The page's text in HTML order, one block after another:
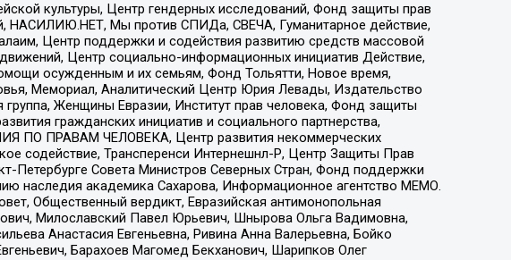
культуры, Центр гендерных исследований, Фонд защиты прав
НАСИЛИЮ.НЕТ, Мы против СПИДа, СВЕЧА, Гуманитарное действие,
Центр поддержки и содействия развитию средств массовой
Центр социально-информационных инициатив Действие,
осужденным и их семьям, Фонд Тольятти, Новое время,
Мемориал, Аналитический Центр Юрия Левады, Издательство
Женщины Евразии, Институт прав человека, Фонд защиты
гражданских инициатив и социального партнерства,
ПО ПРАВАМ ЧЕЛОВЕКА, Центр развития некоммерческих
содействие, Трансперенси Интернешнл-Р, Центр Защиты Прав
Петербурге Совета Министров Северных Стран, Фонд поддержки
наследия академика Сахарова, Информационное агентство МЕМО.
Общественный вердикт, Евразийская антимонопольная
Милославский Павел Юрьевич, Шнырова Ольга Вадимовна,
Анастасия Евгеньевна, Ривина Анна Валерьевна, Бойко
Барахоев Магомед Бекханович, Шарипков Олег